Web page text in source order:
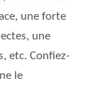
une forte
une
etc. Confiez-
le